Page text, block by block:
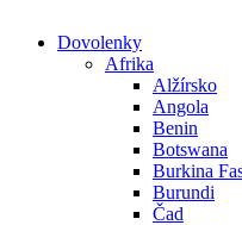
Dovolenky
Afrika
Alžírsko
Angola
Benin
Botswana
Burkina
Burundi
Čad